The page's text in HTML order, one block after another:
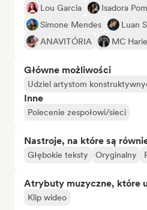
Lou Garcia Isadora
Simone Mendes
Luan
ANAVITÓRIA
MC
Główne możliwości
Udziel artystom
Inne
Polecenie zespołowi/sieci
Nastroje, na które są
Głębokie teksty Oryginalny
Atrybuty muzyczne, które
Klip wideo